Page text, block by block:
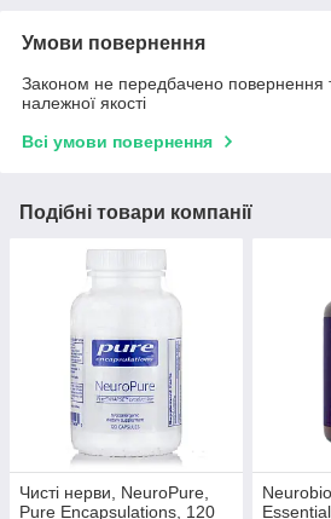
Умови повернення
Законом не передбачено повернення
належної якості
Всі умови повернення
Подібні товари компанії
Чисті нерви, NeuroPure,
Pure Encapsulations, 120